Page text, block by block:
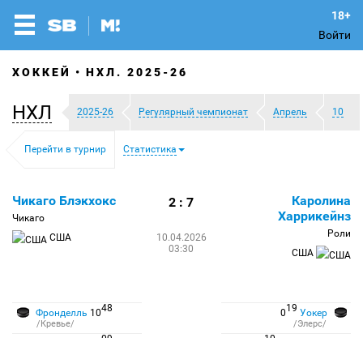
Войти
ХОККЕЙ НХЛ. 2025-26
НХЛ 2025-26 Регулярный чемпионат Апрель 10
Перейти в турнир Статистика
Чикаго Блэкхокс
Чикаго
США
2 : 7
10.04.2026
03:30
Каролина
Харрикейнз
Роли
США
Фронделль 1048
/Кревье/
019 Уокер
/Элерс/